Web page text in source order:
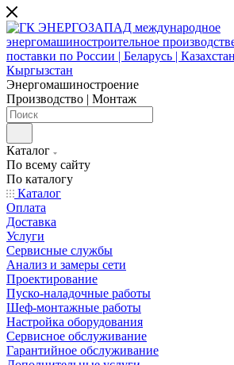
Энергомашиностроение
Производство | Монтаж
Каталог
По всему сайту
По каталогу
Каталог
Оплата
Доставка
Услуги
Сервисные службы
Анализ и замеры сети
Проектирование
Пуско-наладочные работы
Шеф-монтажные работы
Настройка оборудования
Сервисное обслуживание
Гарантийное обслуживание